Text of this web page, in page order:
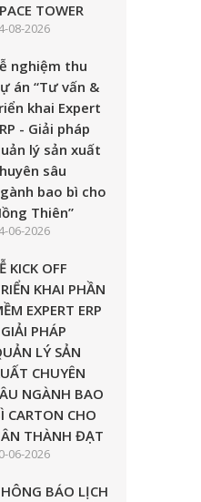
TOWER
08-2026
nghiệm thu
án “Tư vấn &
khai Expert
- Giải pháp
lý sản xuất
sâu
bao bì cho
Thiên”
06-2026
KICK OFF
KHAI PHẦN
EXPERT ERP
PHÁP
LÝ SẢN
CHUYÊN
NGÀNH BAO
CARTON CHO
THÀNH ĐẠT
06-2026
BÁO LỊCH